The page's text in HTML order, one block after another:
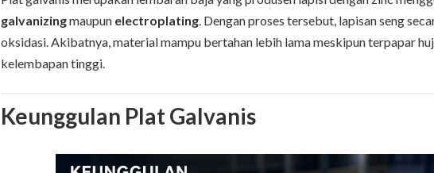
galvanizingmaupun electroplating. Dengan proses tersebut, lapisan seng
oksidasi. Akibatnya, material mampu bertahan lebih lama meskipun terpapar
kelembapan tinggi.
Keunggulan Plat Galvanis